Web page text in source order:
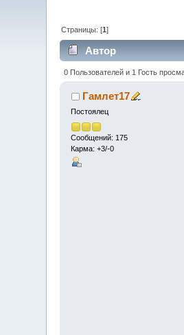
Страницы: [1]
Автор
0 Пользователей и 1 Гость
Гамлет17
Постоялец
Сообщений: 175
Карма: +3/-0